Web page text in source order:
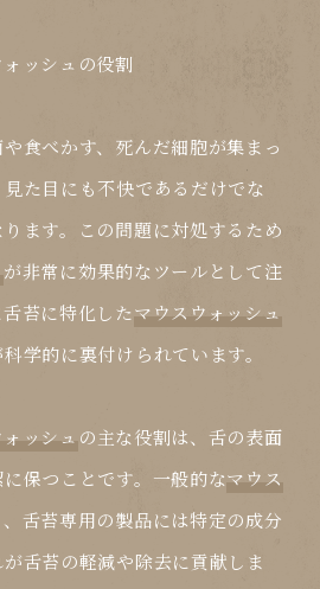
ッシュの役割
食べかす、死んだ細胞が集まっ
た目にも不快であるだけでな
ます。この問題に対処するため
が非常に効果的なツールとして注
苔に特化したマウスウォッシュ
学的に裏付けられています。
ッシュ の主な役割は、舌の表面
保つことです。一般的なマウス
、舌苔専用の製品には特定の成分
舌苔の軽減や除去に貢献しま